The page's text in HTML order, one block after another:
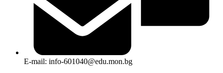
E-mail: info-601040@edu.mon.bg